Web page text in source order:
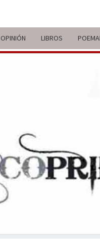
OPINIÓN LIBROS
DE
BREVE
RECORRIDO
VITAL Y
COMENTARIOS
ACTUALIDAD